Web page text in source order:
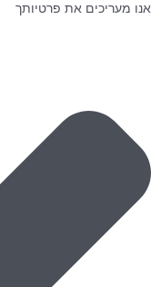
אנו מעריכים את פרטיותך